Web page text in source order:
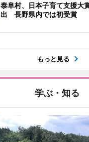
泰阜村、日本子育て支援大
出 長野県内では初受賞
もっと見る
学ぶ・知る